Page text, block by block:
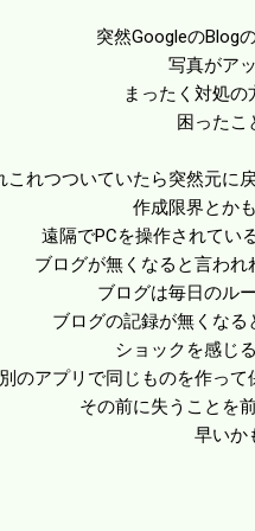
突然GoogleのBlog
写真がア
まったく対処の
困ったこ
これつついていたら突然元に
作成限界とか
遠隔でPCを操作されてい
ブログが無くなると言われ
ブログは毎日のル
ブログの記録が無くな
ショックを感じ
別のアプリで同じものを作っ
その前に失うことを
早いか